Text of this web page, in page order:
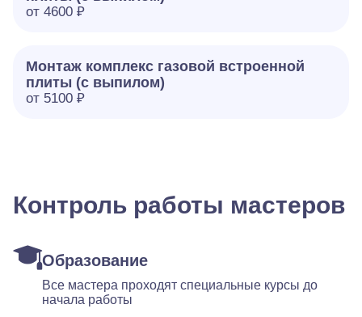
от 4600 ₽
Монтаж комплекс газовой встроенной
плиты (с выпилом)
от 5100 ₽
Контроль работы мастеров
Образование
Все мастера проходят специальные курсы до
начала работы